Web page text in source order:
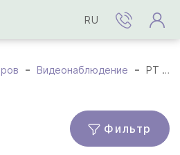
RU
Видеонаблюдение PT / PTZ Камеры
Фильтр